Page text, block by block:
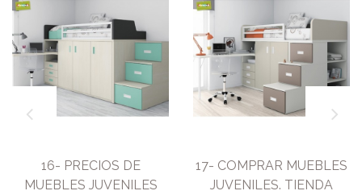
16- PRECIOS DE
MUEBLES JUVENILES
17- COMPRAR MUEBLES
JUVENILES. TIENDA